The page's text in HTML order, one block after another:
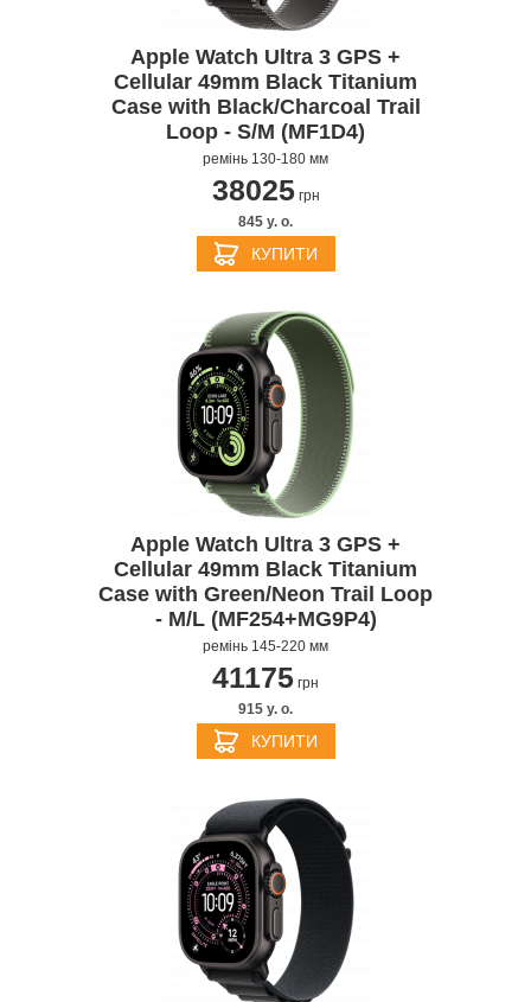
Apple Watch Ultra 3 GPS +
Cellular 49mm Black Titanium
Case with Black/Charcoal Trail
Loop - S/M (MF1D4)
ремінь 130-180 мм
38025грн
845 y. о.
КУПИТИ
Apple Watch Ultra 3 GPS +
Cellular 49mm Black Titanium
Case with Green/Neon Trail Loop
- M/L (MF254+MG9P4)
ремінь 145-220 мм
41175 грн
915 y. о.
КУПИТИ